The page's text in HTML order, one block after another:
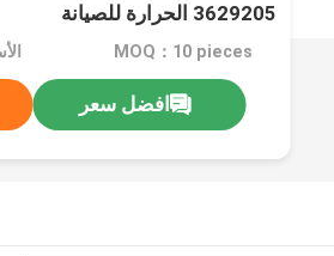
3629205 الحرارة للصيانة
MOQ：10 pieces
افضل سعر